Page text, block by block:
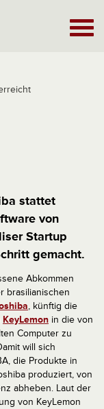
stattet
von
Startup
gemacht.
Abkommen
brasilianischen
, künftig die
KeyLemon in die von
Computer zu
will sich
die Produkte in
produziert, von
abheben. Laut der
von KeyLemon